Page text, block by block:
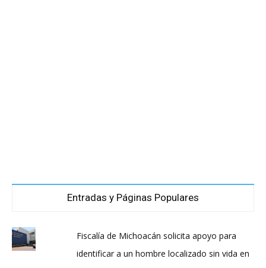
Entradas y Páginas Populares
Fiscalía de Michoacán solicita apoyo para
identificar a un hombre localizado sin vida en